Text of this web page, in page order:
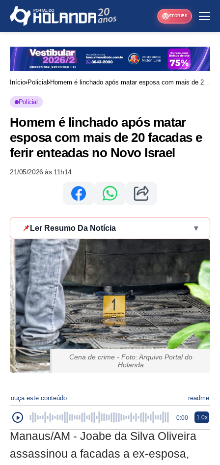
STORIES
Início Policial Homem é linchado após matar esposa com mais de 20
Policial
Homem é linchado após matar
esposa com mais de 20 facadas e
ferir enteadas no Novo Israel
21/05/2026 às 11h14
📌 Ler Resumo Da Notícia ▾
Cena de crime - Foto: Arquivo Portal do
Holanda
ouça este conteúdo readme
0:00 1.0x
Manaus/AM - Joabe da Silva Oliveira
assassinou a facadas a ex-esposa,